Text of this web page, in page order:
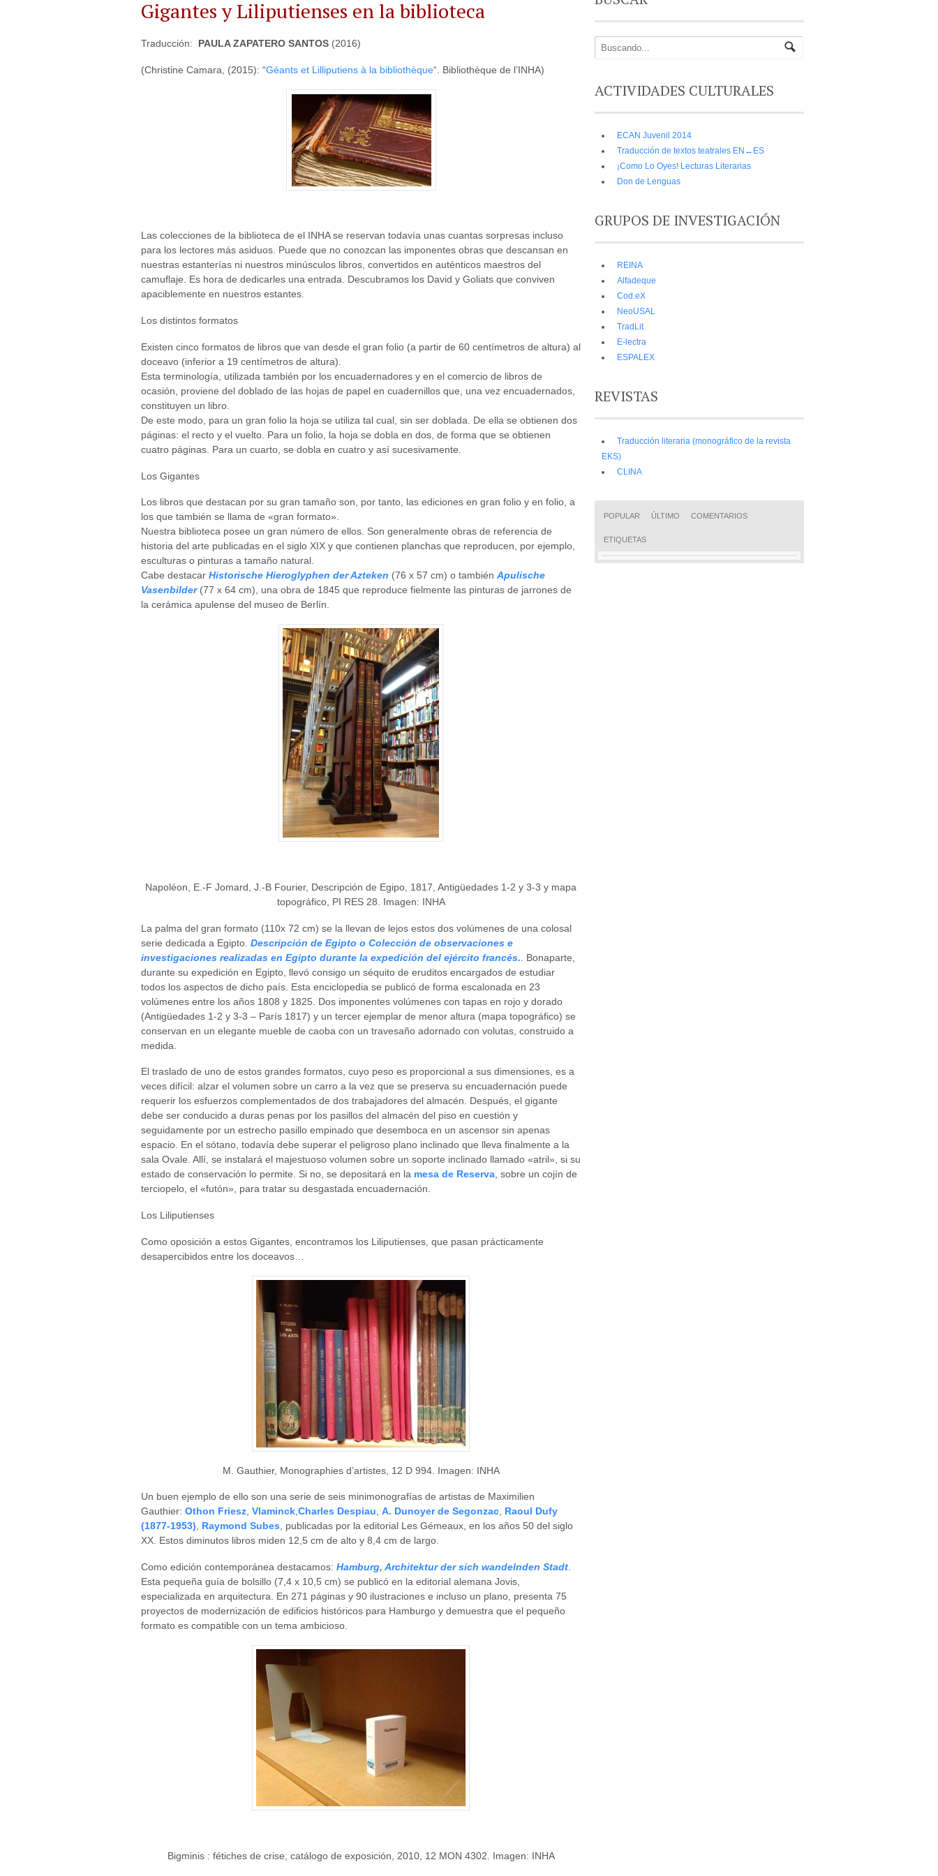
Gigantes y Liliputienses en la biblioteca
Traducción: PAULA ZAPATERO SANTOS (2016)
(Christine Camara, (2015): “Géants et Lilliputiens à la bibliothèque“. Bibliothèque de l’INHA)
Las colecciones de la biblioteca de el INHA se reservan todavía unas cuantas sorpresas incluso
para los lectores más asiduos. Puede que no conozcan las imponentes obras que descansan en
nuestras estanterías ni nuestros minúsculos libros, convertidos en auténticos maestros del
camuflaje. Es hora de dedicarles una entrada. Descubramos los David y Goliats que conviven
apaciblemente en nuestros estantes.
Los distintos formatos
Existen cinco formatos de libros que van desde el gran folio (a partir de 60 centímetros de altura) al
doceavo (inferior a 19 centímetros de altura).
Esta terminología, utilizada también por los encuadernadores y en el comercio de libros de
ocasión, proviene del doblado de las hojas de papel en cuadernillos que, una vez encuadernados,
constituyen un libro.
De este modo, para un gran folio la hoja se utiliza tal cual, sin ser doblada. De ella se obtienen dos
páginas: el recto y el vuelto. Para un folio, la hoja se dobla en dos, de forma que se obtienen
cuatro páginas. Para un cuarto, se dobla en cuatro y así sucesivamente.
Los Gigantes
Los libros que destacan por su gran tamaño son, por tanto, las ediciones en gran folio y en folio, a
los que también se llama de «gran formato».
Nuestra biblioteca posee un gran número de ellos. Son generalmente obras de referencia de
historia del arte publicadas en el siglo XIX y que contienen planchas que reproducen, por ejemplo,
esculturas o pinturas a tamaño natural.
Cabe destacar Historische Hieroglyphen der Azteken (76 x 57 cm) o también Apulische
Vasenbilder(77 x 64 cm), una obra de 1845 que reproduce fielmente las pinturas de jarrones de
la cerámica apulense del museo de Berlín.
Napoléon, E.-F Jomard, J.-B Fourier, Descripción de Egipo, 1817, Antigüedades 1-2 y 3-3 y mapa
topográfico, PI RES 28. Imagen: INHA
La palma del gran formato (110x 72 cm) se la llevan de lejos estos dos volúmenes de una colosal
serie dedicada a Egipto. Descripción de Egipto o Colección de observaciones e
investigaciones realizadas en Egipto durante la expedición del ejército francés. . Bonaparte,
durante su expedición en Egipto, llevó consigo un séquito de eruditos encargados de estudiar
todos los aspectos de dicho país. Esta enciclopedia se publicó de forma escalonada en 23
volúmenes entre los años 1808 y 1825. Dos imponentes volúmenes con tapas en rojo y dorado
(Antigüedades 1-2 y 3-3 – París 1817) y un tercer ejemplar de menor altura (mapa topográfico) se
conservan en un elegante mueble de caoba con un travesaño adornado con volutas, construido a
medida.
El traslado de uno de estos grandes formatos, cuyo peso es proporcional a sus dimensiones, es a
veces difícil: alzar el volumen sobre un carro a la vez que se preserva su encuadernación puede
requerir los esfuerzos complementados de dos trabajadores del almacén. Después, el gigante
debe ser conducido a duras penas por los pasillos del almacén del piso en cuestión y
seguidamente por un estrecho pasillo empinado que desemboca en un ascensor sin apenas
espacio. En el sótano, todavía debe superar el peligroso plano inclinado que lleva finalmente a la
sala Ovale. Allí, se instalará el majestuoso volumen sobre un soporte inclinado llamado «atril», si su
estado de conservación lo permite. Si no, se depositará en la mesa de Reserva, sobre un cojín de
terciopelo, el «futón», para tratar su desgastada encuadernación.
Los Liliputienses
Como oposición a estos Gigantes, encontramos los Liliputienses, que pasan prácticamente
desapercibidos entre los doceavos…
M. Gauthier, Monographies d’artistes, 12 D 994. Imagen: INHA
Un buen ejemplo de ello son una serie de seis minimonografías de artistas de Maximilien
Gauthier: Othon Friesz, Vlaminck,Charles Despiau, A. Dunoyer de Segonzac, Raoul Dufy
(1877-1953), Raymond Subes, publicadas por la editorial Les Gémeaux, en los años 50 del siglo
XX. Estos diminutos libros miden 12,5 cm de alto y 8,4 cm de largo.
Como edición contemporánea destacamos: Hamburg, Architektur der sich wandelnden Stadt
Esta pequeña guía de bolsillo (7,4 x 10,5 cm) se publicó en la editorial alemana Jovis,
especializada en arquitectura. En 271 páginas y 90 ilustraciones e incluso un plano, presenta 75
proyectos de modernización de edificios históricos para Hamburgo y demuestra que el pequeño
formato es compatible con un tema ambicioso.
Bigminis : fétiches de crise, catálogo de exposición, 2010, 12 MON 4302. Imagen: INHA
ACTIVIDADES CULTURALES
ECAN Juvenil 2014
Traducción de textos teatrales EN↔ES
¡Como Lo Oyes! Lecturas Literarias
Don de Lenguas
GRUPOS DE INVESTIGACIÓN
REINA
Alfadeque
Cod.eX
NeoUSAL
TradLit
E-lectra
ESPALEX
REVISTAS
Traducción literaria (monográfico de la revista
EKS)
CLINA
POPULAR ÚLTIMO COMENTARIOS
ETIQUETAS